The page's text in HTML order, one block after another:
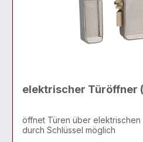
elektrischer Türöffner
öffnet Türen über elektrischen
durch Schlüssel möglich